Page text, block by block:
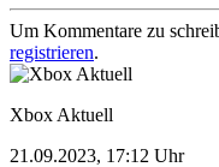
Um Kommentare zu
registrieren.
Xbox Aktuell
21.09.2023, 17:12 Uhr